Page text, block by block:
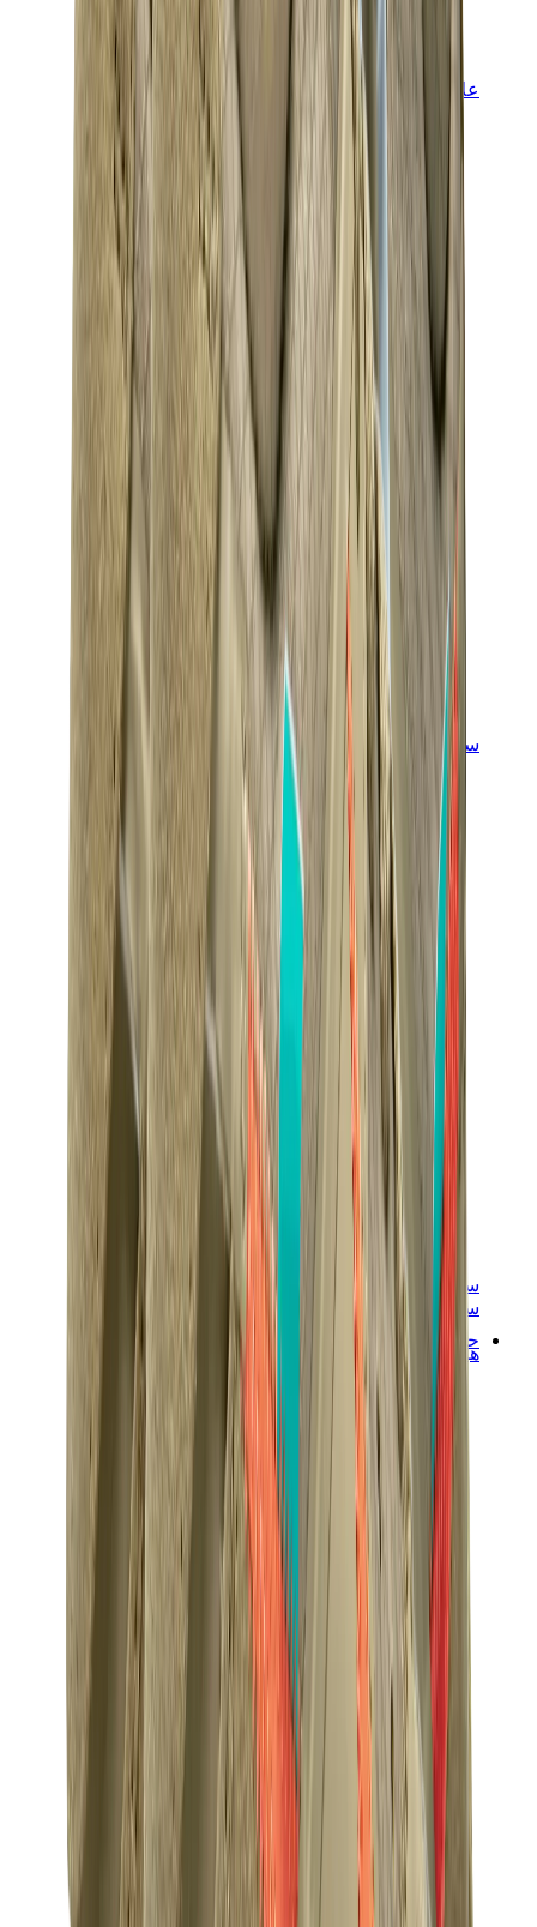
علامات أخرى
سالومون
ميزون ميهارا
بيركنستوك
أغ
View All
سنيكرز للأطفال
جوردن للأطفال
ييزي للأطفال
نايكي للأطفال
View All
سنيكرز للأطفال
سنيكرز نسائية
سنيكرز رجالية
حقائب
هيرميس
بيركين
كيلي
كونستانس
بيكوتان
ليندي
حقائب هيرميس للرجال
View All
هيرميس